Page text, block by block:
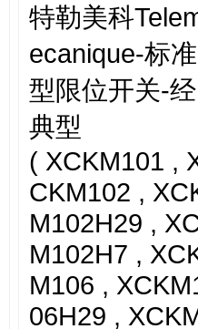
特勒美科
ecanique-标准
型限位开关-经
典型
( XCKM101 ,
CKM102 ,
M102H29 ,
M102H7 ,
M106 ,
06H29 ,